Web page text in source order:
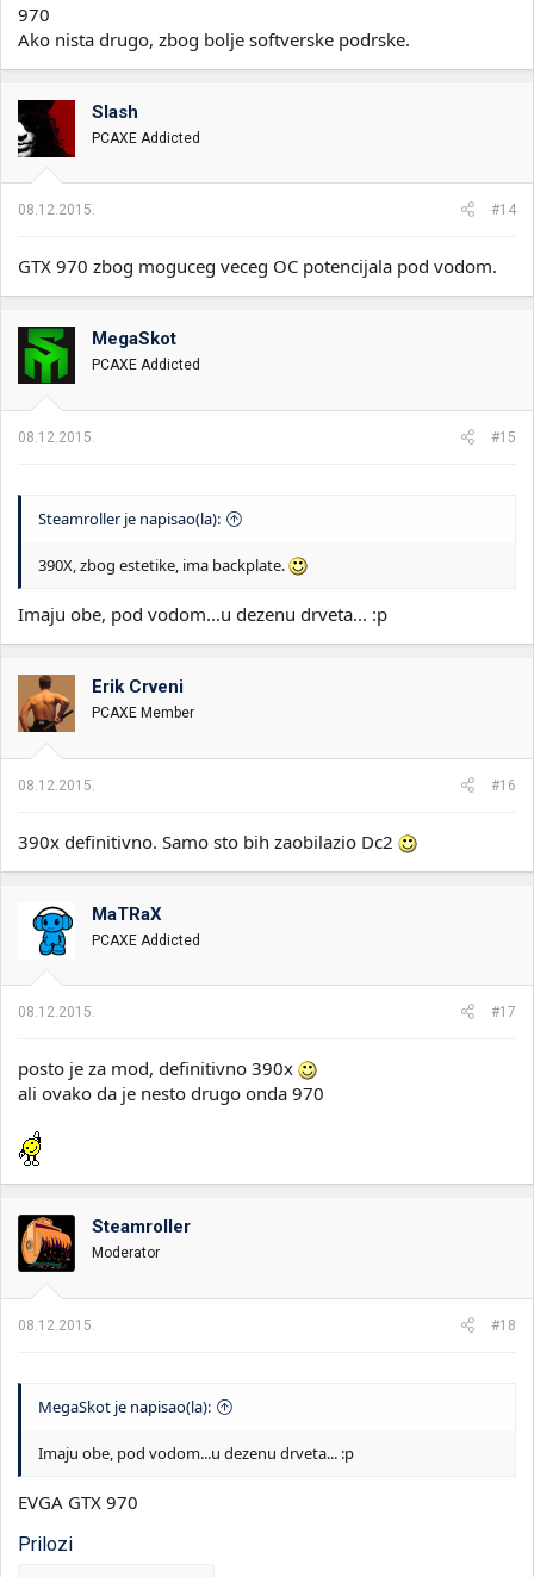
970
Ako nista drugo, zbog bolje softverske podrske.
Slash
PCAXE Addicted
08.12.2015. #14
GTX 970 zbog moguceg veceg OC potencijala pod vodom.
MegaSkot
PCAXE Addicted
08.12.2015. #15
Steamroller je napisao(la):
390X, zbog estetike, ima backplate.
Imaju obe, pod vodom...u dezenu drveta... :p
Erik Crveni
PCAXE Member
08.12.2015. #16
390x definitivno. Samo sto bih zaobilazio Dc2
MaTRaX
PCAXE Addicted
08.12.2015. #17
posto je za mod, definitivno 390x
ali ovako da je nesto drugo onda 970
Steamroller
Moderator
08.12.2015. #18
MegaSkot je napisao(la):
Imaju obe, pod vodom...u dezenu drveta... :p
EVGA GTX 970
Prilozi